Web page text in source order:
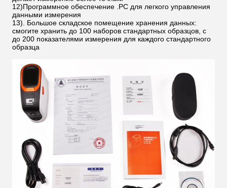
12)Программное обеспечение .PC для легкого управления
данными измерения
13). Большое складское помещение хранения данных:
смогите хранить до 100 наборов стандартных образцов, с
до 200 показателями измерения для каждого стандартного
образца